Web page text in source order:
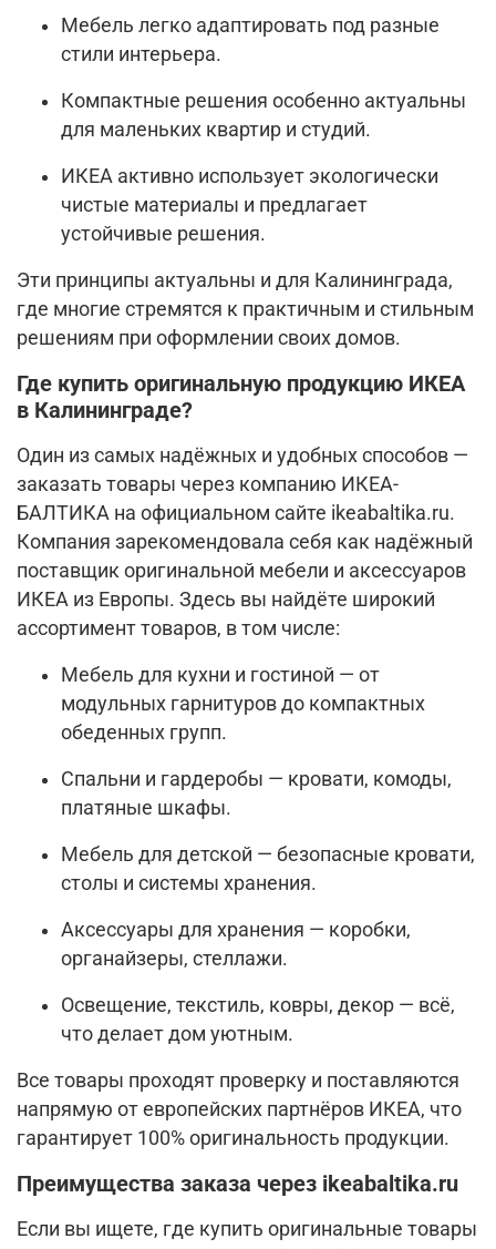
Мебель легко адаптировать под разные
стили интерьера.
Компактные решения особенно актуальны
для маленьких квартир и студий.
ИКЕА активно использует экологически
чистые материалы и предлагает
устойчивые решения.
Эти принципы актуальны и для Калининграда,
где многие стремятся к практичным и стильным
решениям при оформлении своих домов.
Где купить оригинальную продукцию ИКЕА
в Калининграде?
Один из самых надёжных и удобных способов —
заказать товары через компанию ИКЕА-
БАЛТИКА на официальном сайте ikeabaltika.ru.
Компания зарекомендовала себя как надёжный
поставщик оригинальной мебели и аксессуаров
ИКЕА из Европы. Здесь вы найдёте широкий
ассортимент товаров, в том числе:
Мебель для кухни и гостиной — от
модульных гарнитуров до компактных
обеденных групп.
Спальни и гардеробы — кровати, комоды,
платяные шкафы.
Мебель для детской — безопасные кровати,
столы и системы хранения.
Аксессуары для хранения — коробки,
органайзеры, стеллажи.
Освещение, текстиль, ковры, декор — всё,
что делает дом уютным.
Все товары проходят проверку и поставляются
напрямую от европейских партнёров ИКЕА, что
гарантирует 100% оригинальность продукции.
Преимущества заказа через ikeabaltika.ru
Если вы ищете, где купить оригинальные товары